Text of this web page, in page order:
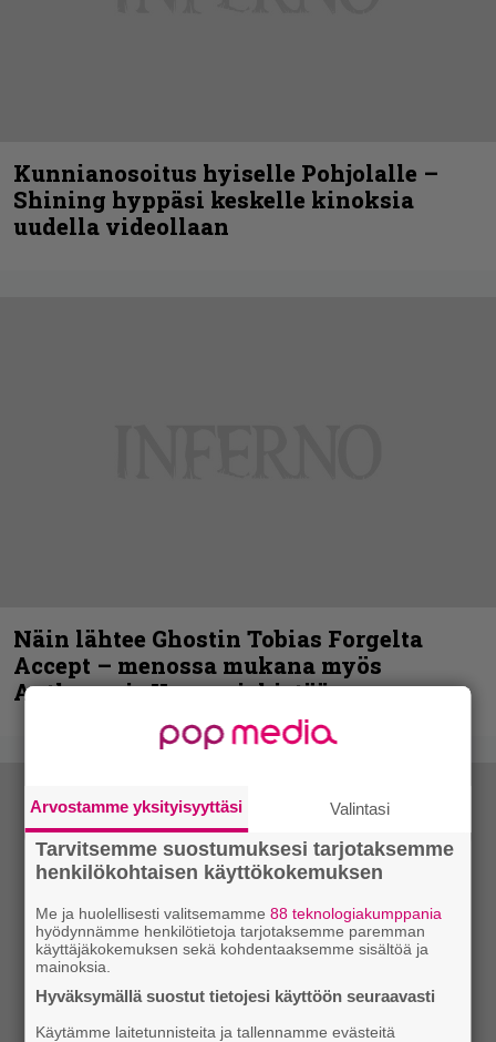
Kunnianosoitus hyiselle Pohjolalle –
Shining hyppäsi keskelle kinoksia
uudella videollaan
Näin lähtee Ghostin Tobias Forgelta
Accept – menossa mukana myös
Anthrax- ja Korn-miehistöä
Arvostamme yksityisyyttäsi Valintasi
Tarvitsemme suostumuksesi tarjotaksemme
henkilökohtaisen käyttökokemuksen
Me ja huolellisesti valitsemamme88 teknologiakumppania
hyödynnämme henkilötietoja tarjotaksemme paremman
käyttäjäkokemuksen sekä kohdentaaksemme sisältöä ja
mainoksia.
Hyväksymällä suostut tietojesi käyttöön seuraavasti
Käytämme laitetunnisteita ja tallennamme evästeitä